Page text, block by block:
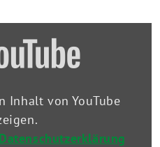
Inhalt von YouTube
Datenschutzerklärung